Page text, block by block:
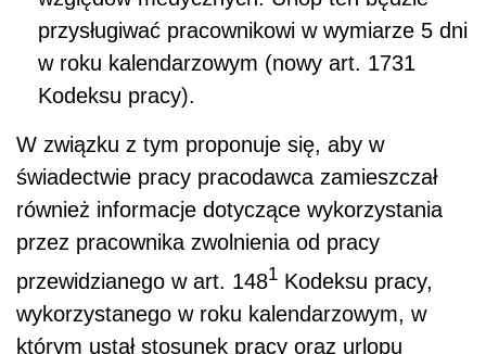
przysługiwać pracownikowi w wymiarze 5 dni
w roku kalendarzowym (nowy art. 1731
Kodeksu pracy).
W związku z tym proponuje się, aby w
świadectwie pracy pracodawca zamieszczał
również informacje dotyczące wykorzystania
przez pracownika zwolnienia od pracy
przewidzianego w art. 1481 Kodeksu pracy,
wykorzystanego w roku kalendarzowym, w
którym ustał stosunek pracy oraz urlopu